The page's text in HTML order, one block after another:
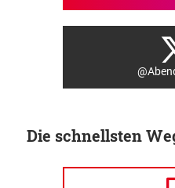
Die schnellsten